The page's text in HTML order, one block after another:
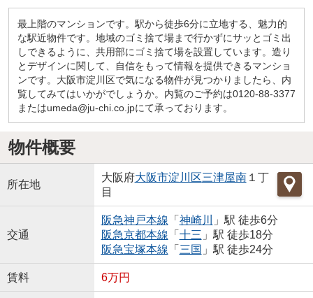
最上階のマンションです。駅から徒歩6分に立地する、魅力的
な駅近物件です。地域のゴミ捨て場まで行かずにサッとゴミ出
しできるように、共用部にゴミ捨て場を設置しています。造り
とデザインに関して、自信をもって情報を提供できるマンショ
ンです。大阪市淀川区で気になる物件が見つかりましたら、内
覧してみてはいかがでしょうか。内覧のご予約は0120-88-3377
またはumeda@ju-chi.co.jpにて承っております。
物件概要
所在地
大阪府大阪市淀川区三津屋南１丁
目
交通
阪急神戸本線 「 神崎川
」駅 徒歩6分
阪急京都本線 「 十三 」駅 徒歩18分
阪急宝塚本線 「 三国 」駅 徒歩24分
賃料 6万円